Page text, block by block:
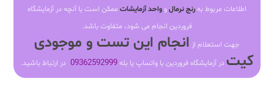
اطلاعات مربوط بهرنج نرمالو واحد آزمایشات ممکن است با آنچه در آزمایشگاه
فروردین انجام می شود، متفاوت باشد.
جهت استعلام از انجام این تست و موجودی
کیت در آزمایشگاه فروردین با واتساپ یا بله09362592999 در ارتباط باشید.